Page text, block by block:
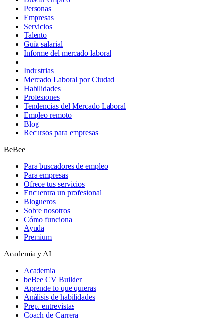
Personas
Empresas
Servicios
Talento
Guía salarial
Informe del mercado laboral
Industrias
Mercado Laboral por Ciudad
Habilidades
Profesiones
Tendencias del Mercado Laboral
Empleo remoto
Blog
Recursos para empresas
BeBee
Para buscadores de empleo
Para empresas
Ofrece tus servicios
Encuentra un profesional
Blogueros
Sobre nosotros
Cómo funciona
Ayuda
Premium
Academia y AI
Academia
beBee CV Builder
Aprende lo que quieras
Análisis de habilidades
Prep. entrevistas
Coach de Carrera